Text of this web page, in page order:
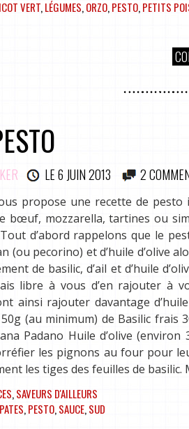
VERT,LÉGUMES,ORZO,PESTO,PETITS
LE6 JUIN 2013 2
propose une recette de
bœuf, mozzarella, tartines ou
d’abord rappelons que le
(ou pecorino) et d’huile d’olive
de basilic, d’ail et d’huile
libre à vous d’en rajouter à
ainsi rajouter davantage
(au minimum) de Basilic
Padano Huile d’olive
les pignons au four pour
les tiges des feuilles de
,SAVEURS D'AILLEURS
PATES,PESTO,SAUCE,SUD